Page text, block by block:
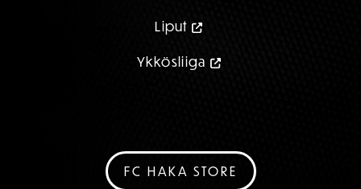
Liput
Ykkösliiga
FC HAKA STORE